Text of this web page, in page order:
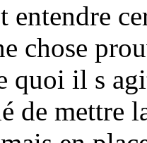
entendre
chose
quoi il s
de mettre